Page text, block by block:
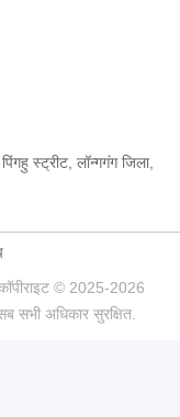
स्ट्रीट, लॉन्गगंग जिला,
कॉपीराइट © 2025-2026
अधिकार सुरक्षित.